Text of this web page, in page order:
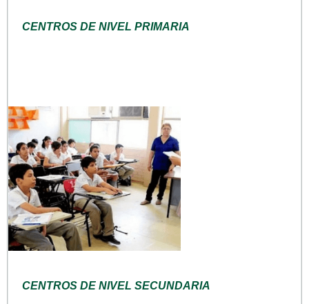
CENTROS DE NIVEL PRIMARIA
CENTROS DE NIVEL SECUNDARIA